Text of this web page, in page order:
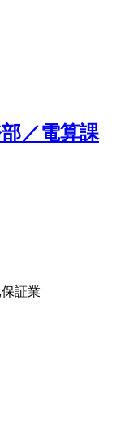
／電算課
証業